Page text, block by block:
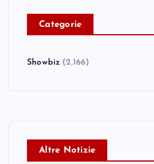
Categorie
Showbiz (2,166)
Altre Notizie